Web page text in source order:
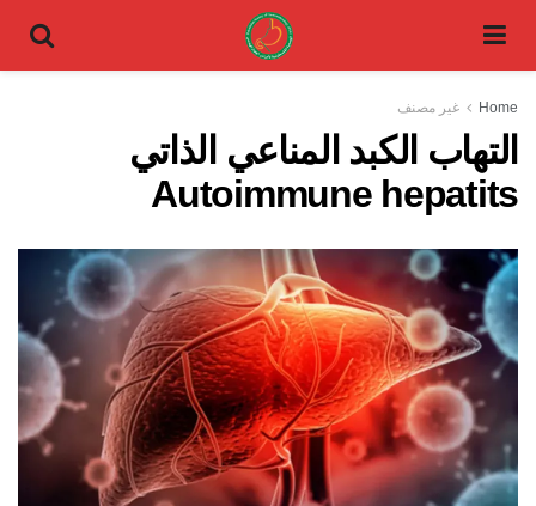
Home غير مصنف
التهاب الكبد المناعي الذاتي
Autoimmune hepatits